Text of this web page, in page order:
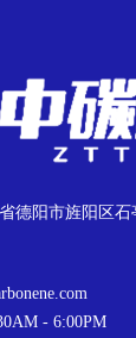
德阳市旌阳区石
- 6:00PM